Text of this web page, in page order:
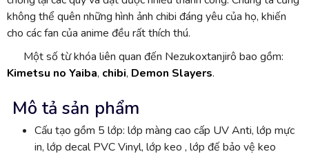
không thể quên những hình ảnh chibi đáng yêu của họ, khiến
cho các fan của anime đều rất thích thú.
Một số từ khóa liên quan đến Nezukoxtanjirô bao gồm:
Kimetsu no Yaiba, chibi, Demon Slayers.
Mô tả sản phẩm
Cấu tạo gồm 5 lớp: lớp màng cao cấp UV Anti, lớp mực
in, lớp decal PVC Vinyl, lớp keo , lớp đế bảo vệ keo